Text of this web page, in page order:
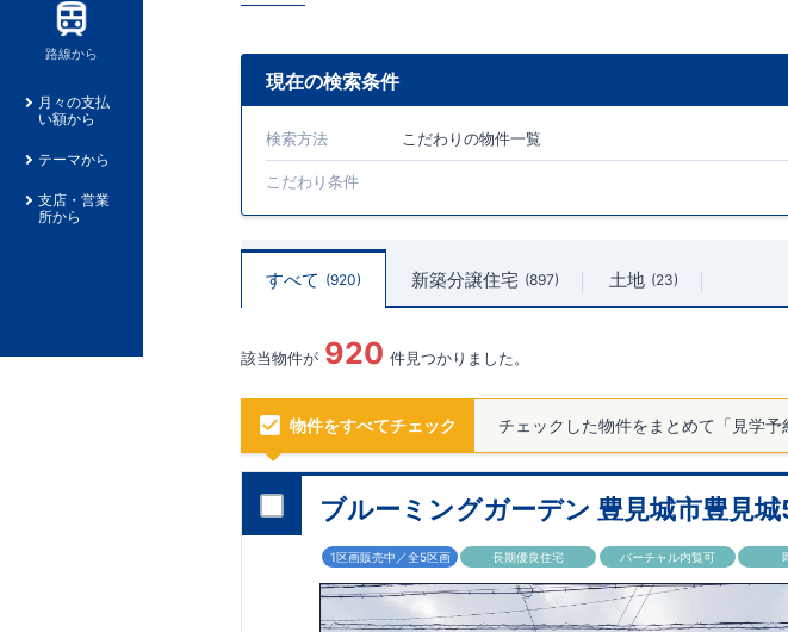
路線から
月々の支払
い額から
テーマから
支店・営業
所から
現在の検索条件
検索方法 こだわりの物件一覧
こだわり条件
すべて 920 新築分譲住宅 897 土地 23
該当物件が 920 件見つかりました。
物件をすべてチェック チェックした物件をまとめて「見学予
ブルーミングガーデン 豊見城市豊見
1区画販売中／全5区画 長期優良住宅 バーチャル内覧可